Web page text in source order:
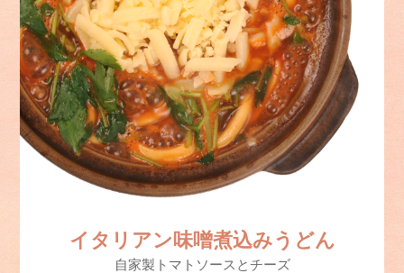
イタリアン味噌煮込みうどん
自家製トマトソースとチーズ